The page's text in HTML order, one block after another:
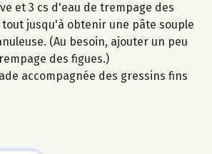
et 3 cs d'eau de trempage des
tout jusqu'à obtenir une pâte souple
(Au besoin, ajouter un peu
des figues.)
accompagnée des gressins fins